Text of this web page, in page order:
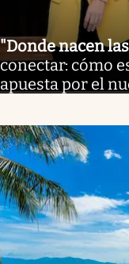
"Donde nacen
conectar: cómo
apuesta por el